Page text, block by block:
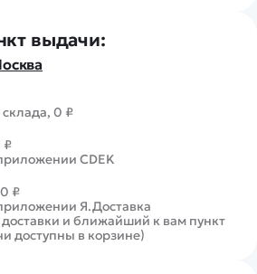
выдачи:
0 ₽
₽
CDEK
₽
Я.Доставка
доставки и ближайший к вам пункт
доступны в корзине)